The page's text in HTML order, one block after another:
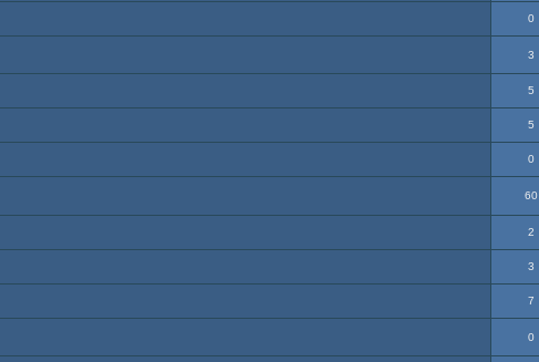
0
3
5
5
0
60
2
3
7
0